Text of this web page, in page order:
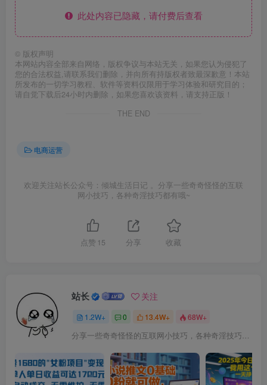
此处内容已隐藏，请付费后查看
© 版权声明
本网站内容全部来自网络，版权争议与本站无关，如果您认为侵犯了
您的合法权益,请联系我们删除，并向所有持版权者致最深歉意！本站
所发布的一切学习教程、软件等资料仅限用于学习体验和研究目的；
请自觉下载后24小时内删除，如果您喜欢该资料，请支持正版！
THE END
电商运营
欢迎关注站长公众号：倾城生活日记 。分享一些奇奇怪怪的互联
网小技巧，各种奇淫技巧都有哦~
点赞 15 分享 收藏
站长 关注
1.2W+ 0 13.4W+ 68W+